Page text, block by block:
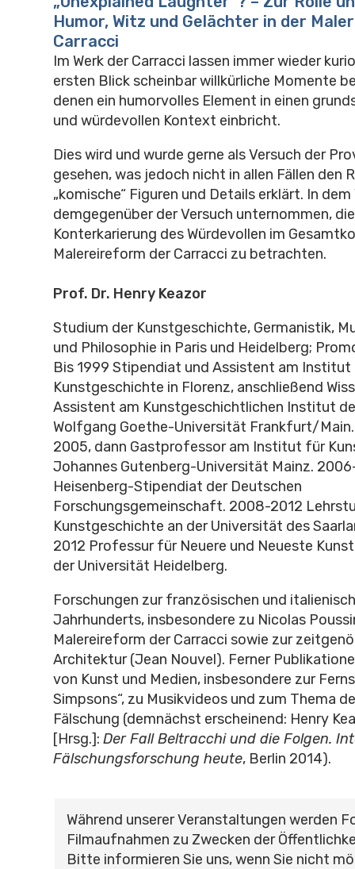
Humor, Witz und Gelächter in der
Carracci
Im Werk der Carracci lassen immer wieder
ersten Blick scheinbar willkürliche Momente
denen ein humorvolles Element in einen
und würdevollen Kontext einbricht.
Dies wird und wurde gerne als Versuch der
gesehen, was jedoch nicht in allen Fällen den
„komische“ Figuren und Details erklärt. In
demgegenüber der Versuch unternommen,
Konterkarierung des Würdevollen im
Malereireform der Carracci zu betrachten.
Prof. Dr. Henry Keazor
Studium der Kunstgeschichte, Germanistik,
und Philosophie in Paris und Heidelberg;
Bis 1999 Stipendiat und Assistent am
Kunstgeschichte in Florenz, anschließend
Assistent am Kunstgeschichtlichen Institut
Wolfgang Goethe-Universität Frankfurt/
2005, dann Gastprofessor am Institut für
Johannes Gutenberg-Universität Mainz.
Heisenberg-Stipendiat der Deutschen
Forschungsgemeinschaft. 2008-2012
Kunstgeschichte an der Universität des
2012 Professur für Neuere und Neueste
der Universität Heidelberg.
Forschungen zur französischen und
Jahrhunderts, insbesondere zu Nicolas
Malereireform der Carracci sowie zur
Architektur (Jean Nouvel). Ferner
von Kunst und Medien, insbesondere zur
Simpsons“, zu Musikvideos und zum Thema
Fälschung (demnächst erscheinend: Henry
[Hrsg.]: Der Fall Beltracchi und die Folgen.
Fälschungsforschung heute, Berlin 2014).
Während unserer Veranstaltungen werden
Filmaufnahmen zu Zwecken der
Bitte informieren Sie uns, wenn Sie nicht